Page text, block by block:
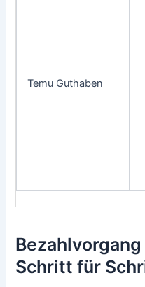
Temu Guthaben
Schritt für